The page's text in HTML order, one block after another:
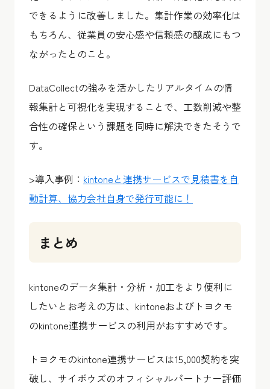
できるように改善しました。集計作業の効率化は
もちろん、従業員の安心感や信頼感の醸成にもつ
ながったとのこと。
DataCollectの強みを活かしたリアルタイムの情
報集計と可視化を実現することで、工数削減や整
合性の確保という課題を同時に解決できたそうで
す。
>導入事例： kintoneと連携サービスで見積書を自
動計算、協力会社自身で発行可能に！
まとめ
kintoneのデータ集計・分析・加工をより便利に
したいとお考えの方は、kintoneおよびトヨクモ
のkintone連携サービスの利用がおすすめです。
トヨクモのkintone連携サービスは15,000契約を突
破し、サイボウズのオフィシャルパートナー評価